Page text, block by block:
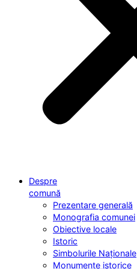
Despre
comună
Prezentare generală
Monografia comunei
Obiective locale
Istoric
Simbolurile Naționale
Monumente istorice